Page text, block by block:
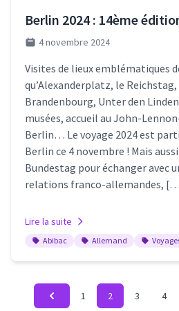
Berlin 2024 : 14ème
4 novembre 2024
Visites de lieux emblématiques
qu’Alexanderplatz, le
Brandenbourg, Unter den
musées, accueil au John-
Berlin… Le voyage 2024 est
Berlin ce 4 novembre ! Mais
Bundestag pour échanger avec
relations franco-allemandes,
Lire la suite
Abibac Allemand
1 2 3 4